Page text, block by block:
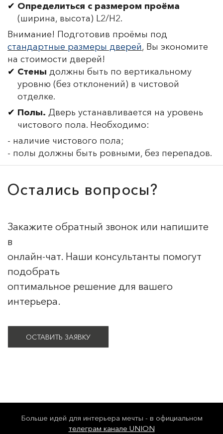
Определиться с размером проёма
(ширина, высота) L2/H2.
Внимание! Подготовив проёмы под
стандартные размеры дверей, Вы экономите
на стоимости дверей!
Стены должны быть по вертикальному
уровню (без отклонений) в чистовой
отделке.
Полы. Дверь устанавливается на уровень
чистового пола. Необходимо:
- наличие чистового пола;
- полы должны быть ровными, без перепадов.
Остались вопросы?
Закажите обратный звонок или напишите
в
онлайн-чат. Наши консультанты помогут
подобрать
оптимальное решение для вашего
интерьера.
ОСТАВИТЬ ЗАЯВКУ
Больше идей для интерьера мечты - в официальном
телеграм канале UNION